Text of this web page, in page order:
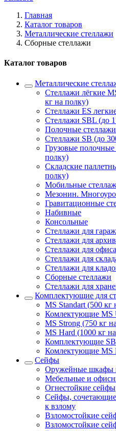
Главная
Каталог товаров
Металлические стеллажи
Сборные стеллажи
Каталог товаров
Металлические
Стеллажи лёгкие
кг на полку)
Стеллажи ES
Стеллажи SBL (до
Полочные
Стеллажи SB (до
Грузовые полочные
полку)
Складские
полку)
Мобильные
Мезонин.
Гравитационные
Набивные
Консольные
Стеллажи для
Стеллажи для
Стеллажи для офиса
Стеллажи для
Стеллажи для
Сборные стеллажи
Стеллажи для
Комплектующие для
MS Standart (500 кг
Комлектующие MS
MS Strong (750 кг
MS Hard (1000 кг
Комплектующие SB
Комлектующие MS
Сейфы
Оружейные шкафы
Мебельные и
Огнестойкие сейфы
Сейфы, сочетающие
к взлому
Взломостойкие
Взломостойкие